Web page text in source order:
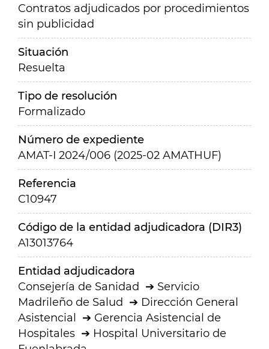
Contratos adjudicados por procedimientos
sin publicidad
Situación
Resuelta
Tipo de resolución
Formalizado
Número de expediente
AMAT-I 2024/006 (2025-02 AMATHUF)
Referencia
C10947
Código de la entidad adjudicadora (DIR3)
A13013764
Entidad adjudicadora
Consejería de Sanidad
Servicio
Madrileño de Salud
Dirección General
Asistencial
Gerencia Asistencial de
Hospitales
Hospital Universitario de